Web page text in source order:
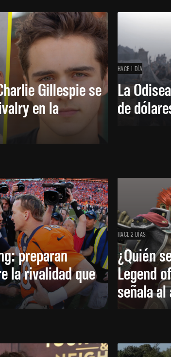
Gillespie se
en la
HACE 1 DÍA
La
de
preparan
la rivalidad que
HACE 2 DÍAS
¿Quién
Legend
señala